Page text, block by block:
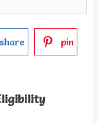
share pin